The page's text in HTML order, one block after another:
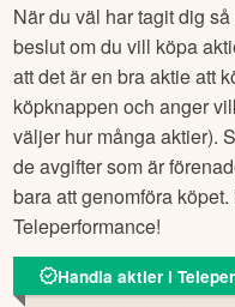
När du väl har tagit dig
beslut om du vill köpa
att det är en bra aktie att
köpknappen och anger
väljer hur många aktier).
de avgifter som är
bara att genomföra
Teleperformance!
Handla aktier i